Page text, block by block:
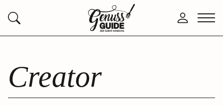
Suchen
Zurück
zur
Anmelden
Menü
Creator